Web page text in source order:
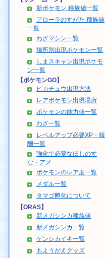
新ポケモン 種族値一覧
アローラのすがた 種族値
一覧
わざマシン一覧
場所別出現ポケモン一覧
しまスキャン出現ポケモ
ン一覧
【ポケモンGO】
ピカチュウ出現方法
レアポケモン出現場所
ポケモンの能力値一覧
わざ一覧
レベルアップ必要XP・報
酬一覧
強化で必要なほしのす
な・アメ
ポケモンのレア度一覧
メダル一覧
タマゴ孵化について
【ORAS】
新メガシンカ種族値
新メガシンカ一覧
ゲンシカイキ一覧
もようがえグッズ